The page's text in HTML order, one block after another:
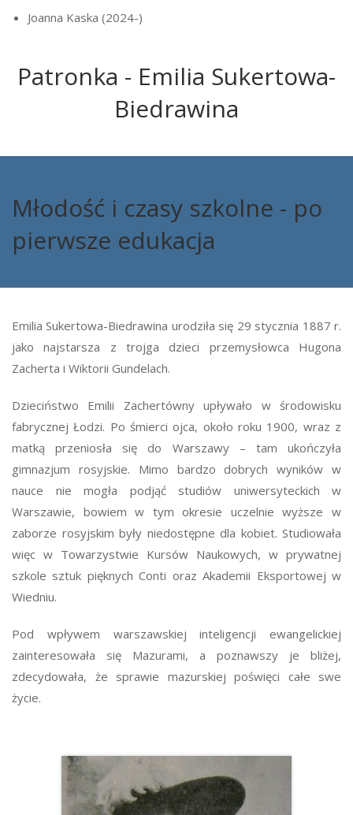
Joanna Kaska (2024-)
Patronka - Emilia Sukertowa-
Biedrawina
Młodość i czasy szkolne - po
pierwsze edukacja
Emilia Sukertowa-Biedrawina urodziła się 29 stycznia 1887 r.
jako najstarsza z trojga dzieci przemysłowca Hugona
Zacherta i Wiktorii Gundelach.
Dzieciństwo Emilii Zachertówny upływało w środowisku
fabrycznej Łodzi. Po śmierci ojca, około roku 1900, wraz z
matką przeniosła się do Warszawy – tam ukończyła
gimnazjum rosyjskie. Mimo bardzo dobrych wyników w
nauce nie mogła podjąć studiów uniwersyteckich w
Warszawie, bowiem w tym okresie uczelnie wyższe w
zaborze rosyjskim były niedostępne dla kobiet. Studiowała
więc w Towarzystwie Kursów Naukowych, w prywatnej
szkole sztuk pięknych Conti oraz Akademii Eksportowej w
Wiedniu.
Pod wpływem warszawskiej inteligencji ewangelickiej
zainteresowała się Mazurami, a poznawszy je bliżej,
zdecydowała, że sprawie mazurskiej poświęci całe swe
życie.